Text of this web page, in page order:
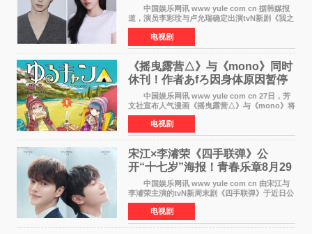
环青春爱情来袭
中国娱乐网讯 www yule com cn 据韩媒报
道，演员李彩玟与卢允瑞确定出演tvN新剧《我之
所以决定去死》，分别担任男女主角。该剧预计
将于明年播出，引发观众期待。 本剧改编自
NAVER同名人气
电视剧
《摇曳露营△》与《mono》同时
休刊！作者あfろ因身体原因暂停
双连载
中国娱乐网讯 www yule com cn 27日，芳
文社宣布人气漫画《摇曳露营△》与《mono》将
暂停连载一段时间，原因是漫画家あfろ身体状况
不佳。 编辑部表示：一直承蒙各位对
《mono》的喜爱，
电视剧
宋江×李濬荣《四手联弹》公
开“十七岁”海报！青春乐章8月29
日奏响
中国娱乐网讯 www yule com cn 由宋江与
李濬荣主演的tvN新周末剧《四手联弹》于近日公
开十七岁版海报，以充满青春气息的画面再度点
燃观众期待。 海报中，宋江与李濬荣并肩站
在音乐教室的
电视剧